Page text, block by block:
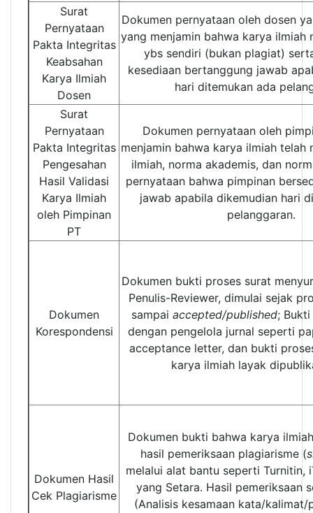
Surat
Pernyataan
Pakta Integritas
Keabsahan
Karya Ilmiah
Dosen
Dokumen pernyataan oleh dosen
yang menjamin bahwa karya ilmiah
ybs sendiri (bukan plagiat)
kesediaan bertanggung jawab
hari ditemukan ada
Surat
Pernyataan
Pakta Integritas
Pengesahan
Hasil Validasi
Karya Ilmiah
oleh Pimpinan
PT
Dokumen pernyataan oleh
menjamin bahwa karya ilmiah telah
ilmiah, norma akademis, dan
pernyataan bahwa pimpinan
jawab apabila dikemudian hari
pelanggaran.
Dokumen
Korespondensi
Dokumen bukti proses surat
Penulis-Reviewer, dimulai sejak
sampai accepted/published;
dengan pengelola jurnal seperti
acceptance letter, dan bukti
karya ilmiah layak
Dokumen Hasil
Cek Plagiarisme
Dokumen bukti bahwa karya
hasil pemeriksaan plagiarisme (
melalui alat bantu seperti Turnitin,
yang Setara. Hasil pemeriksaan
(Analisis kesamaan kata/kalimat/